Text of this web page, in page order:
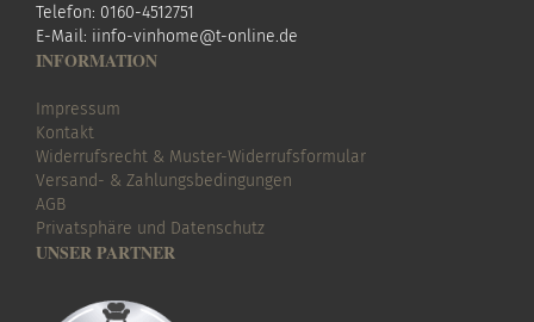
Telefon: 0160-4512751
E-Mail: iinfo-vinhome@t-online.de
INFORMATION
Impressum
Kontakt
Widerrufsrecht & Muster-Widerrufsformular
Versand- & Zahlungsbedingungen
AGB
Privatsphäre und Datenschutz
UNSER PARTNER